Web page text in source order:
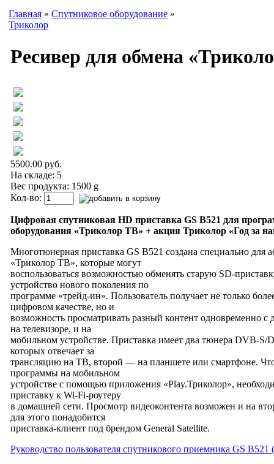
Главная » Спутниковое оборудование »
Триколор
Ресивер для обмена
5500.00 руб.
На складе: 5
Вес продукта: 1500 g
Кол-во:
Цифровая спутниковая HD приставка GS B521 для
оборудования «Триколор ТВ» + акция Триколор «Год за
Многотюнерная приставка GS B521 создана специально для
«Триколор ТВ», которые могут
воспользоваться возможностью обменять старую SD-
устройство нового поколения по
программе «трейд-ин». Пользователь получает не только
цифровом качестве, но и
возможность просматривать разный контент одновременно
на телевизоре, и на
мобильном устройстве. Приставка имеет два тюнера DVB-S/
которых отвечает за
трансляцию на ТВ, второй — на планшете или смартфоне.
программы на мобильном
устройстве с помощью приложения «Play.Триколор»,
приставку к Wi-Fi-роутеру
в домашней сети. Просмотр видеоконтента возможен и на
для этого понадобится
приставка-клиент под брендом General Satellite.
Руководство пользователя спутникового приемника GS B521